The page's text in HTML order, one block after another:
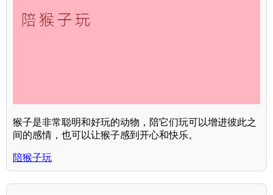
猴子是非常聪明和好玩的动物，陪它们玩可以增进彼此之
间的感情，也可以让猴子感到开心和快乐。
陪猴子玩